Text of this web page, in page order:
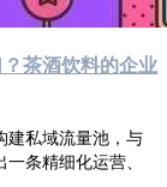
茶酒饮料的企业
建私域流量池，与
条精细化运营、